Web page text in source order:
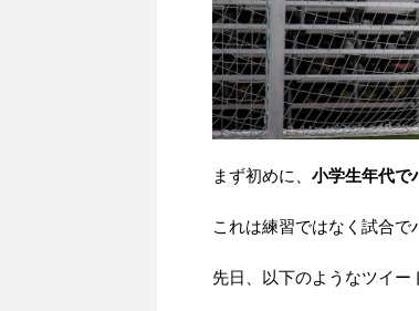
まず初めに、 小学生年代で
これは練習ではなく試合で
先日、以下のようなツイー